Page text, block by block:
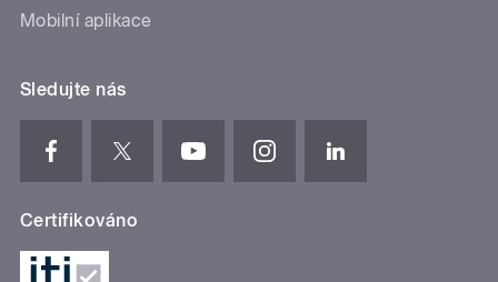
Mobilní aplikace
Sledujte nás
Certifikováno